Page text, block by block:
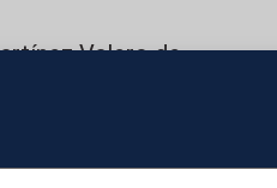
Valero de
en dejar claro